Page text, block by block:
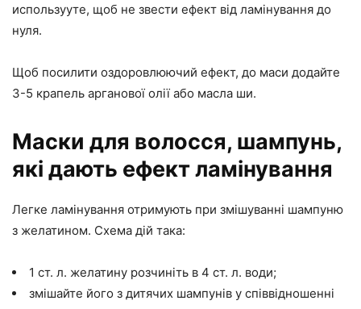
использууте, щоб не звести ефект від ламінування до
нуля.
Щоб посилити оздоровлюючий ефект, до маси додайте
3-5 крапель арганової олії або масла ши.
Маски для волосся, шампунь,
які дають ефект ламінування
Легке ламінування отримують при змішуванні шампуню
з желатином. Схема дій така:
1 ст. л. желатину розчиніть в 4 ст. л. води;
змішайте його з дитячих шампунів у співвідношенні